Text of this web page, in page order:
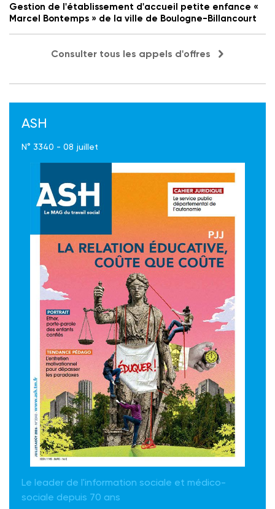
Gestion de l'établissement d'accueil petite enfance «
Marcel Bontemps » de la ville de Boulogne-Billancourt
Consulter tous les appels d'offres
ASH
N° 3340 - 08 juillet
Le leader de l'information sociale et médico-
sociale depuis 70 ans